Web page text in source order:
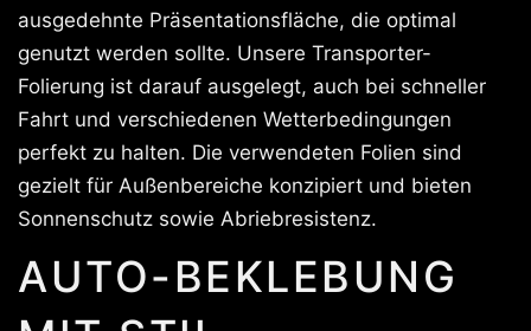
ausgedehnte Präsentationsfläche, die optimal
genutzt werden sollte. Unsere Transporter-
Folierung ist darauf ausgelegt, auch bei schneller
Fahrt und verschiedenen Wetterbedingungen
perfekt zu halten. Die verwendeten Folien sind
gezielt für Außenbereiche konzipiert und bieten
Sonnenschutz sowie Abriebresistenz.
AUTO-BEKLEBUNG